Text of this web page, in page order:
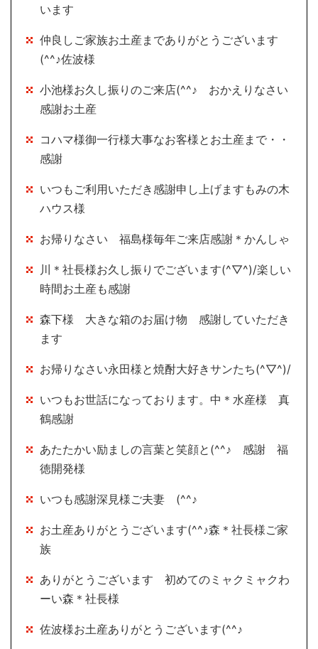
います
仲良しご家族お土産までありがとうございます
(^^♪佐波様
小池様お久し振りのご来店(^^♪ おかえりなさい
感謝お土産
コハマ様御一行様大事なお客様とお土産まで・・
感謝
いつもご利用いただき感謝申し上げますもみの木
ハウス様
お帰りなさい 福島様毎年ご来店感謝＊かんしゃ
川＊社長様お久し振りでございます(^▽^)/楽しい
時間お土産も感謝
森下様 大きな箱のお届け物 感謝していただき
ます
お帰りなさい永田様と焼酎大好きサンたち(^▽^)/
いつもお世話になっております。中＊水産様 真
鶴感謝
あたたかい励ましの言葉と笑顔と(^^♪ 感謝 福
徳開発様
いつも感謝深見様ご夫妻 (^^♪
お土産ありがとうございます(^^♪森＊社長様ご家
族
ありがとうございます 初めてのミャクミャクわ
ーい森＊社長様
佐波様お土産ありがとうございます(^^♪